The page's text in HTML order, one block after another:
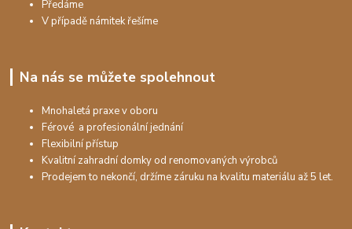
Předáme
V případě námitek řešíme
Na nás se můžete spolehnout
Mnohaletá praxe v oboru
Férové a profesionální jednání
Flexibilní přístup
Kvalitní zahradní domky od renomovaných výrobců
Prodejem to nekončí, držíme záruku na kvalitu materiálu až 5 let.